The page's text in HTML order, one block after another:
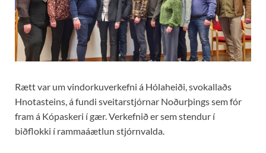
Rætt var um vindorkuverkefni á Hólaheiði, svokallaðs
Hnotasteins, á fundi sveitarstjórnar Noðurþings sem fór
fram á Kópaskeri í gær. Verkefnið er sem stendur í
biðflokki í rammaáætlun stjórnvalda.